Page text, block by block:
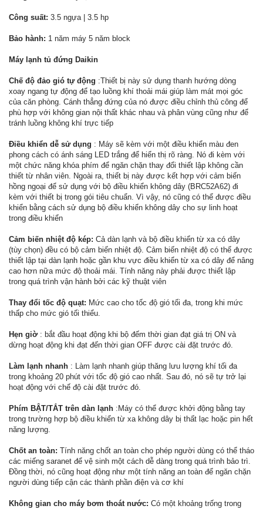
Công suất: 3.5 ngựa | 3.5 hp
Bảo hành: 1 năm máy 5 năm block
Máy lạnh tủ đứng Daikin
Chế độ đảo gió tự động :Thiết bị này sử dụng thanh hướng dòng
xoay ngang tự động để tạo luồng khí thoải mái giúp làm mát mọi góc
của căn phòng. Cánh thẳng đứng của nó được điều chỉnh thủ công để
phù hợp với không gian nội thất khác nhau và phân vùng cũng như để
tránh luồng không khí trực tiếp
Điều khiển dễ sử dụng : Máy sẽ kèm với một điều khiển màu đen
phong cách có ánh sáng LED trắng để hiển thị rõ ràng. Nó đi kèm với
một chức năng khóa phím để ngăn chặn thay đổi thiết lập không cần
thiết từ nhân viên. Ngoài ra, thiết bị này được kết hợp với cảm biến
hồng ngoại để sử dụng với bộ điều khiển không dây (BRC52A62) đi
kèm với thiết bị trong gói tiêu chuẩn. Vì vậy, nó cũng có thể được điều
khiển bằng cách sử dụng bộ điều khiển không dây cho sự linh hoạt
trong điều khiển
Cảm biến nhiệt độ kép: Cả dàn lạnh và bộ điều khiển từ xa có dây
(tùy chọn) đều có bộ cảm biến nhiệt độ. Cảm biến nhiệt độ có thể được
thiết lập tại dàn lạnh hoặc gần khu vực điều khiển từ xa có dây để nâng
cao hơn nữa mức độ thoải mái. Tính năng này phải được thiết lập
trong quá trình vận hành bởi các kỹ thuật viên
Thay đổi tốc độ quạt: Mức cao cho tốc độ gió tối đa, trong khi mức
thấp cho mức gió tối thiểu.
Hẹn giờ: bắt đầu hoạt động khi bộ đếm thời gian đạt giá trị ON và
dừng hoạt động khi đạt đến thời gian OFF được cài đặt trước đó.
Làm lạnh nhanh : Làm lạnh nhanh giúp thăng lưu lượng khí tối đa
trong khoảng 20 phút với tốc độ gió cao nhất. Sau đó, nó sẽ tự trở lại
hoạt động với chế độ cài đặt trước đó.
Phím BẬT/TẮT trên dàn lạnh :Máy có thể được khởi động bằng tay
trong trường hợp bộ điều khiển từ xa không dây bị thất lạc hoặc pin hết
năng lượng.
Chốt an toàn: Tính năng chốt an toàn cho phép người dùng có thể tháo
các miếng saranet để vệ sinh một cách dễ dàng trong quá trình bảo trì.
Đồng thời, nó cũng hoạt động như một tính năng an toàn để ngăn chặn
người dùng tiếp cận các thành phần điện và cơ khí
Không gian cho máy bơm thoát nước: Có một khoảng trống trong